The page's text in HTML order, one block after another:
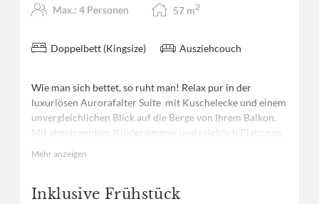
Max.: 4 Personen 57 m2
Doppelbett (Kingsize) Ausziehcouch
Wie man sich bettet, so ruht man! Relax pur in der
luxuriösen Aurorafalter Suite mit Kuschelecke und einem
unvergleichlichen Blick auf die Berge von Ihrem Balkon.
Mit abgetrenntem Kinderzimmer und reichlich Platz zum
Wohlfühlen. Wohlfühl Badezimmer und Badewanne mit
dem perfekten Blick.
Mehr anzeigen
Inklusive Frühstück